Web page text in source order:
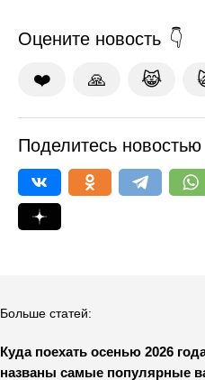
Оцените новость
❤️ 🙏 😹
Поделитесь новостью
Больше статей:
Куда поехать осенью 2026
названы самые популярные